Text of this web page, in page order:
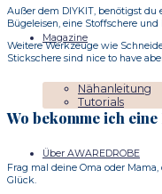
Magazine
Nähanleitung
Tutorials
Über AWAREDROBE
Außer dem DIYKIT, benötigst
Bügeleisen, eine Stoffschere und
Weitere Werkzeuge wie
Stickschere sind nice to have
Wo bekomme ich
Frag mal deine Oma oder
Glück.